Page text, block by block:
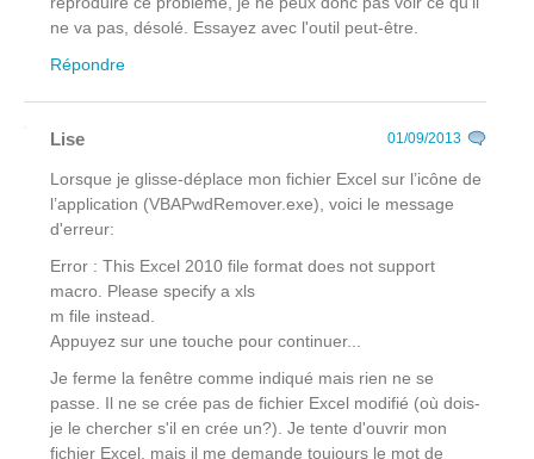
ne va pas, désolé. Essayez avec l'outil peut-être.
Répondre
Lise 01/09/2013
Lorsque je glisse-déplace mon fichier Excel sur l’icône de
l’application (VBAPwdRemover.exe), voici le message
d'erreur:
Error : This Excel 2010 file format does not support
macro. Please specify a xls
m file instead.
Appuyez sur une touche pour continuer...
Je ferme la fenêtre comme indiqué mais rien ne se
passe. Il ne se crée pas de fichier Excel modifié (où dois-
je le chercher s'il en crée un?). Je tente d'ouvrir mon
fichier Excel, mais il me demande toujours le mot de